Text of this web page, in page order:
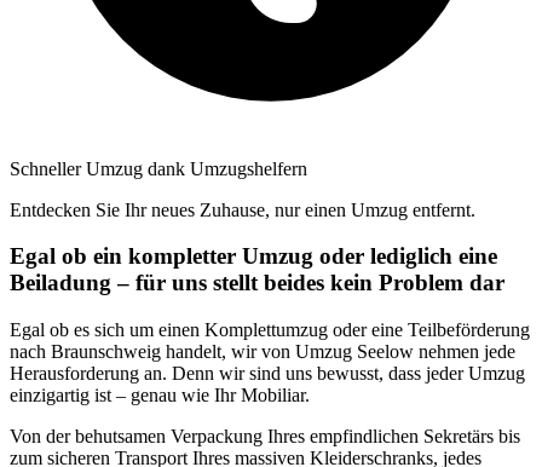
Schneller Umzug dank Umzugshelfern
Entdecken Sie Ihr neues Zuhause, nur einen Umzug entfernt.
Egal ob ein kompletter Umzug oder lediglich eine
Beiladung – für uns stellt beides kein Problem dar
Egal ob es sich um einen Komplettumzug oder eine Teilbeförderung
nach Braunschweig handelt, wir von Umzug Seelow nehmen jede
Herausforderung an. Denn wir sind uns bewusst, dass jeder Umzug
einzigartig ist – genau wie Ihr Mobiliar.
Von der behutsamen Verpackung Ihres empfindlichen Sekretärs bis
zum sicheren Transport Ihres massiven Kleiderschranks, jedes